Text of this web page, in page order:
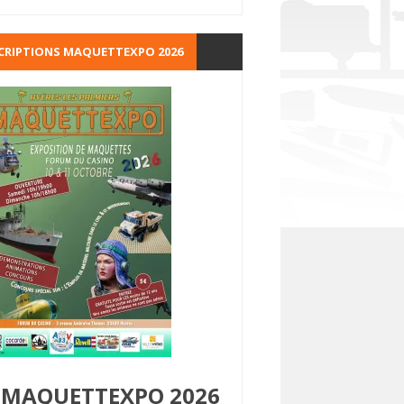
MAQUETTEXPO 2026
MAQUETTEXPO 2026